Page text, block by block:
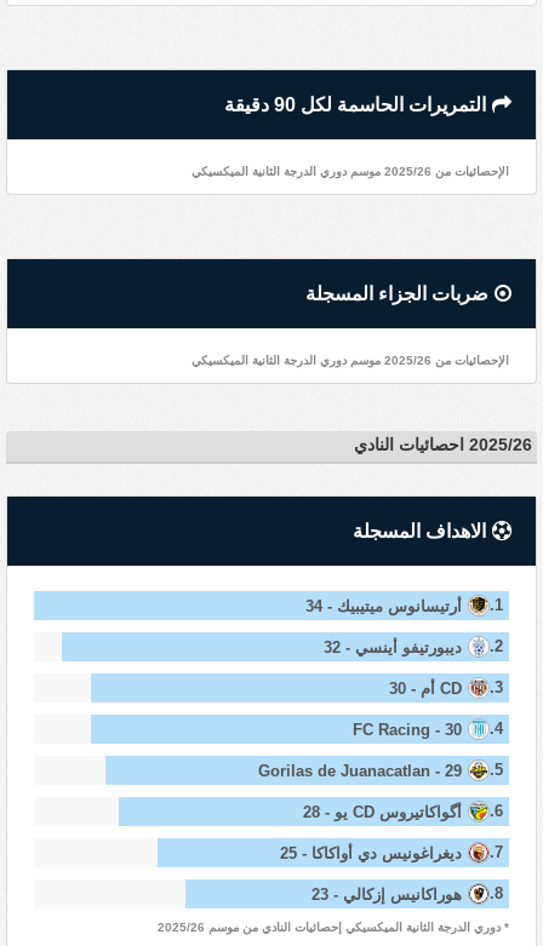
التمريرات الحاسمة لكل 90 دقيقة
الإحصائيات من 2025/26 موسم دوري الدرجة الثانية الميكسيكي
ضربات الجزاء المسجلة
الإحصائيات من 2025/26 موسم دوري الدرجة الثانية الميكسيكي
2025/26 احصائيات النادي
الاهداف المسجلة
1. أرتيسانوس ميتيبيك - 34
2. ديبورتيفو أينسي - 32
3. CD أم - 30
4.
FC Racing - 30
5.
Gorilas de Juanacatlan - 29
6. أگواكاتيروس CD يو - 28
7. ديغراغونيس دي أواكاكا - 25
8. هوراكانيس إزكالي - 23
* دوري الدرجة الثانية الميكسيكي إحصائيات النادي من موسم 2025/26